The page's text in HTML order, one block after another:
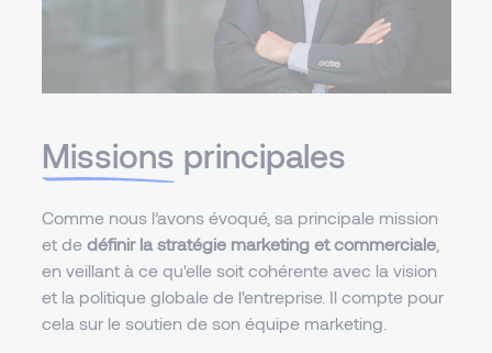
Missions principales
Comme nous l’avons évoqué, sa principale mission
et de définir la stratégie marketing et commerciale,
en veillant à ce qu'elle soit cohérente avec la vision
et la politique globale de l'entreprise. Il compte pour
cela sur le soutien de son équipe marketing.